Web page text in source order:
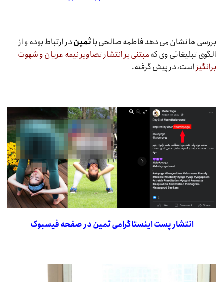
بررسی ها نشان می دهد فاطمه صالحی باثمیندر ارتباط بوده و از
الگوی تبلیغاتی وی کهمبتنی بر انتشار تصاویر نیمه عریان و شهوت
برانگیزاست، در پیش گرفته.
انتشار پست اینستاگرامی ثمین در صفحه فیسبوک